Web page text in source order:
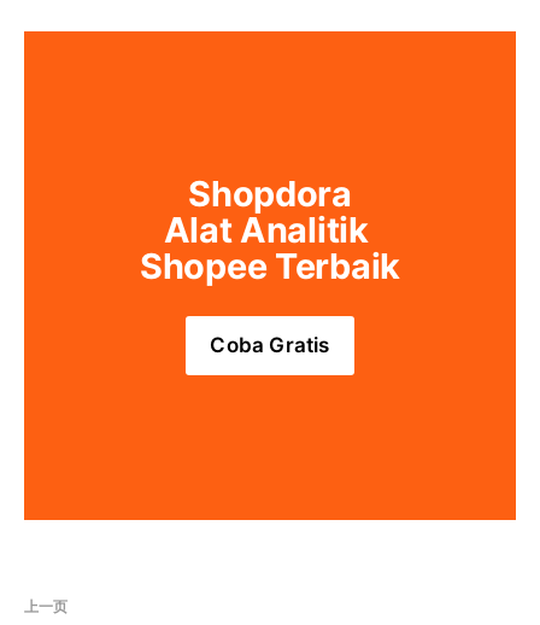
Shopdora
Alat Analitik
Shopee Terbaik
Coba Gratis
上一页